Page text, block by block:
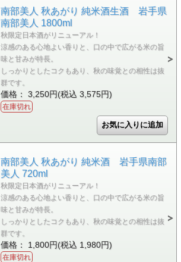
南部美人 秋あがり 純米酒生酒 岩手県
南部美人 1800ml
秋限定日本酒がリニューアル！
涼感のある心地よい香りと、口の中で広がる米の旨
味と甘みが特長。
しっかりとしたコクもあり、秋の味覚との相性は抜
群です。
価格： 3,250円(税込 3,575円)
在庫切れ
南部美人 秋あがり 純米酒 岩手県南部
美人 720ml
秋限定日本酒がリニューアル！
涼感のある心地よい香りと、口の中で広がる米の旨
味と甘みが特長。
しっかりとしたコクもあり、秋の味覚との相性は抜
群です。
価格： 1,800円(税込 1,980円)
在庫切れ